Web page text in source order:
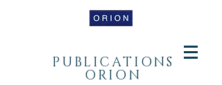
PUBLICATIONS
ORION